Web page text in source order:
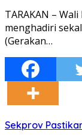
TARAKAN –
menghadiri
(Gerakan…
Sekprov